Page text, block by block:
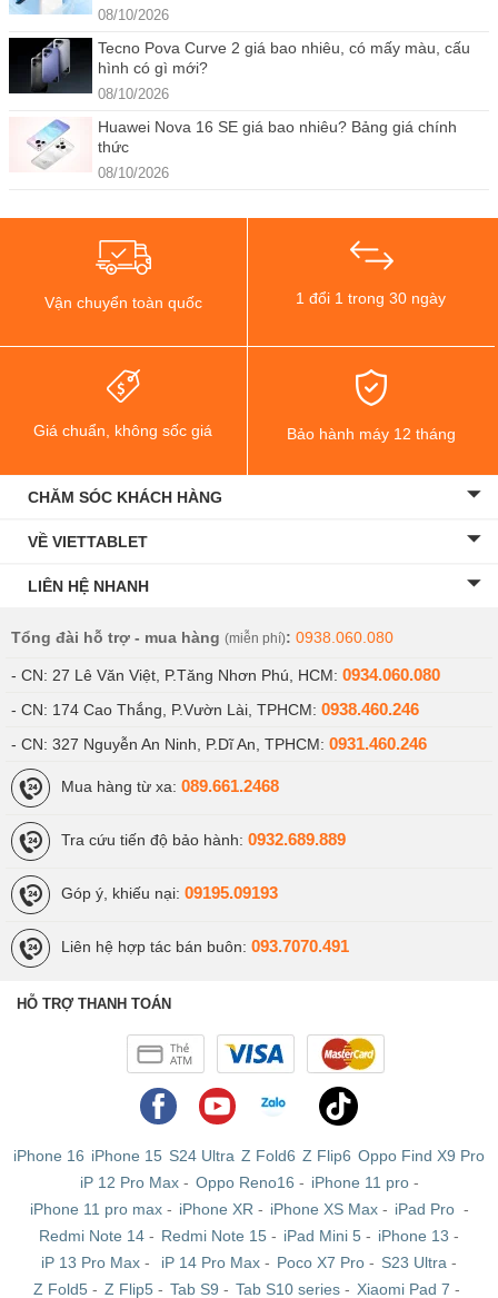
08/10/2026
Tecno Pova Curve 2 giá bao nhiêu, có mấy màu, cấu
hình có gì mới?
08/10/2026
Huawei Nova 16 SE giá bao nhiêu? Bảng giá chính
thức
08/10/2026
Vận chuyển toàn quốc 1 đổi 1 trong 30 ngày
Giá chuẩn, không sốc giá Bảo hành máy 12 tháng
CHĂM SÓC KHÁCH HÀNG
VỀ VIETTABLET
LIÊN HỆ NHANH
Tổng đài hỗ trợ - mua hàng (miễn phí): 0938.060.080
- CN: 27 Lê Văn Việt, P.Tăng Nhơn Phú, HCM: 0934.060.080
- CN: 174 Cao Thắng, P.Vườn Lài, TPHCM: 0938.460.246
- CN: 327 Nguyễn An Ninh, P.Dĩ An, TPHCM: 0931.460.246
Mua hàng từ xa: 089.661.2468
Tra cứu tiến độ bảo hành: 0932.689.889
Góp ý, khiếu nại: 09195.09193
Liên hệ hợp tác bán buôn: 093.7070.491
HỖ TRỢ THANH TOÁN
iPhone 16 iPhone 15 S24 Ultra Z Fold6 Z Flip6 Oppo Find X9 Pro
iP 12 Pro Max- Oppo Reno16 - iPhone 11 pro-
iPhone 11 pro max- iPhone XR - iPhone XS Max- iPad Pro -
Redmi Note 14 - Redmi Note 15 - iPad Mini 5 - iPhone 13 -
iP 13 Pro Max - iP 14 Pro Max - Poco X7 Pro - S23 Ultra -
Z Fold5 - Z Flip5 - Tab S9 - Tab S10 series - Xiaomi Pad 7 -